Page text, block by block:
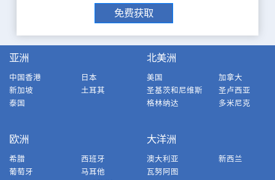
免费获取
亚洲
中国香港
日本
新加坡
土耳其
泰国
北美洲
美国
加拿大
圣基茨和尼维斯
圣卢西亚
格林纳达
多米尼克
欧洲
希腊
西班牙
葡萄牙
马耳他
大洋洲
澳大利亚
新西兰
瓦努阿图